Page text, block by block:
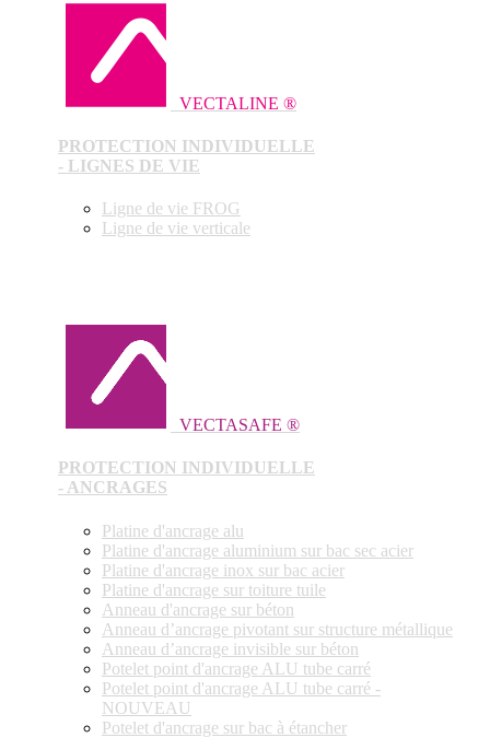
VECTALINE ®
PROTECTION INDIVIDUELLE
- LIGNES DE VIE
Ligne de vie FROG
Ligne de vie verticale
VECTASAFE ®
PROTECTION INDIVIDUELLE
- ANCRAGES
Platine d'ancrage alu
Platine d'ancrage aluminium sur bac sec acier
Platine d'ancrage inox sur bac acier
Platine d'ancrage sur toiture tuile
Anneau d'ancrage sur béton
Anneau d’ancrage pivotant sur structure métallique
Anneau d’ancrage invisible sur béton
Potelet point d'ancrage ALU tube carré
Potelet point d'ancrage ALU tube carré -
NOUVEAU
Potelet d'ancrage sur bac à étancher